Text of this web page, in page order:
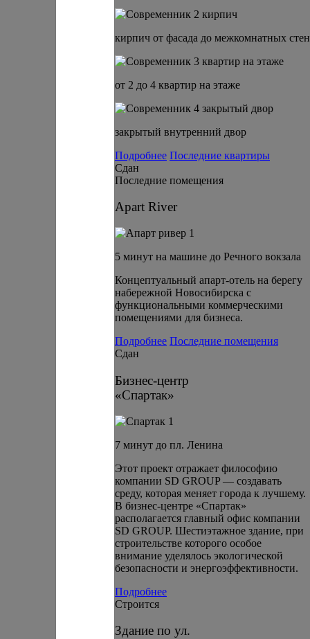
кирпич от фасада до межкомнатных стен
от 2 до 4 квартир на этаже
закрытый внутренний двор
Подробнее Последние квартиры
Сдан
Последние помещения
Apart River
5 минут на машине до Речного вокзала
Концептуальный апарт-отель на берегу
набережной Новосибирска с
функциональными коммерческими
помещениями для бизнеса.
Подробнее Последние помещения
Сдан
Бизнес-центр
«Спартак»
7 минут до пл. Ленина
Этот проект отражает философию
компании SD GROUP — создавать
среду, которая меняет города к лучшему.
В бизнес-центре «Спартак»
располагается главный офис компании
SD GROUP. Шестиэтажное здание, при
строительстве которого особое
внимание уделялось экологической
безопасности и энергоэффективности.
Подробнее
Строится
Здание по ул.